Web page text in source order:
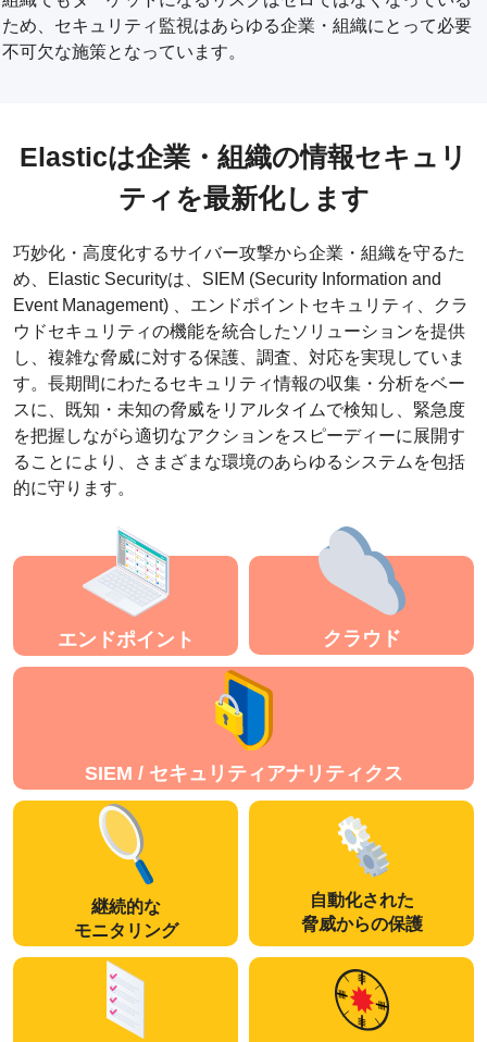
ため、セキュリティ監視はあらゆる企業・組織にとって必要
不可欠な施策となっています。
Elasticは企業・組織の情報セキュリ
ティを最新化します
巧妙化・高度化するサイバー攻撃から企業・組織を守るた
め、Elastic Securityは、SIEM (Security Information and
Event Management) 、エンドポイントセキュリティ、クラ
ウドセキュリティの機能を統合したソリューションを提供
し、複雑な脅威に対する保護、調査、対応を実現していま
す。長期間にわたるセキュリティ情報の収集・分析をベー
スに、既知・未知の脅威をリアルタイムで検知し、緊急度
を把握しながら適切なアクションをスピーディーに展開す
ることにより、さまざまな環境のあらゆるシステムを包括
的に守ります。
エンドポイント クラウド
SIEM / セキュリティアナリティクス
継続的な
モニタリング
自動化された
脅威からの保護